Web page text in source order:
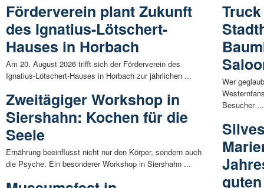
Förderverein plant Zukunft
des Ignatius-Lötschert-
Hauses in Horbach
Am 20. August 2026 trifft sich der Förderverein des
Ignatius-Lötschert-Hauses in Horbach zur jährlichen ...
Zweitägiger Workshop in
Siershahn: Kochen für die
Seele
Ernährung beeinflusst nicht nur den Körper, sondern auch
die Psyche. Ein besonderer Workshop in Siershahn ...
Wer
Besucher ...